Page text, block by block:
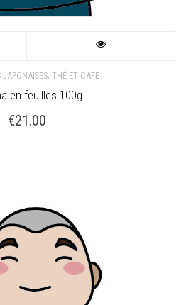
JAPONAISES, THÉ ET CAFE
en feuilles 100g
€21.00